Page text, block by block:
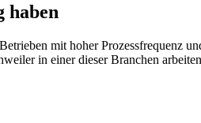
haben
mit hoher Prozessfrequenz
in einer dieser Branchen